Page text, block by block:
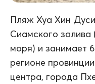
Пляж Хуа Хин
Сиамского
моря) и занимает
регионе
центра, города